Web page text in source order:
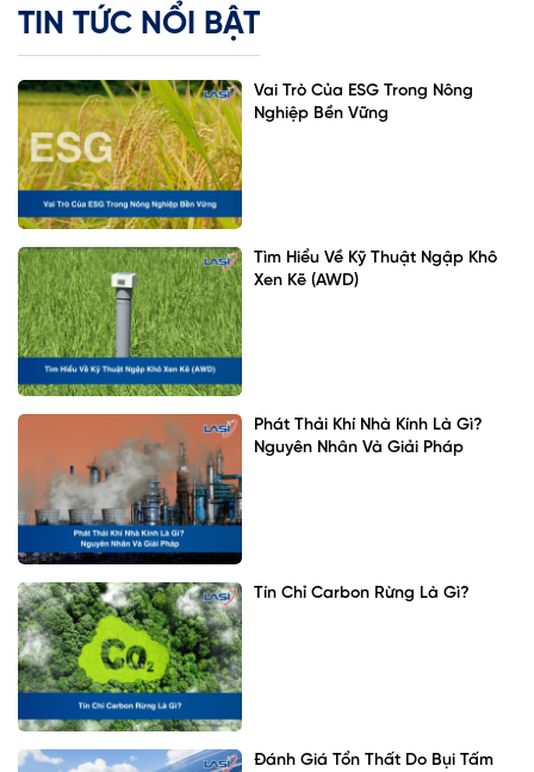
TIN TỨC NỔI BẬT
Vai Trò Của ESG Trong Nông
Nghiệp Bền Vững
Tìm Hiểu Về Kỹ Thuật Ngập Khô
Xen Kẽ (AWD)
Phát Thải Khí Nhà Kính Là Gì?
Nguyên Nhân Và Giải Pháp
Tín Chỉ Carbon Rừng Là Gì?
Đánh Giá Tổn Thất Do Bụi Tấm